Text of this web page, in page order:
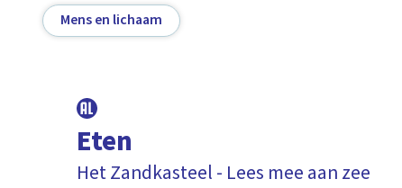
Mens en lichaam
Eten
Het Zandkasteel - Lees mee aan zee